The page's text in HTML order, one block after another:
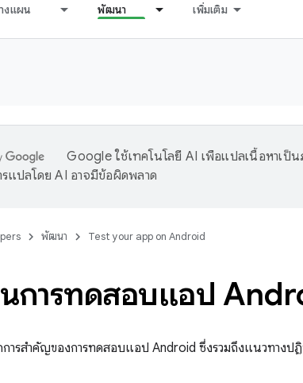
งแผน พัฒนา เพิ่มเติม
Google ใช้เทคโนโลยี AI เพื่อแปลเนื้อหาเป็
รแปลโดย AI อาจมีข้อผิดพลาด
พัฒนา Test your app on Android
การทดสอบแอป
ารสำคัญของการทดสอบแอป Android ซึ่งรวมถึงแนวทางป